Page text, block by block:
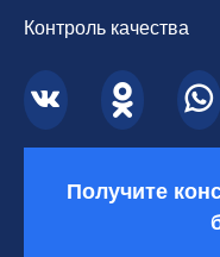
Контроль качества
Получите